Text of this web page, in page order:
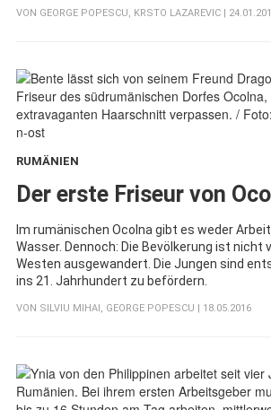
VON GEORGE POPESCU KRSTO LAZAREVIC |
RUMÄNIEN
Der erste Friseur von
Im rumänischen Ocolna gibt es weder
Wasser. Dennoch: Die Bevölkerung ist nicht
Westen ausgewandert. Die Jungen sind
ins 21. Jahrhundert zu befördern.
VON SILVIU MIHAI GEORGE POPESCU | 18.05.2016